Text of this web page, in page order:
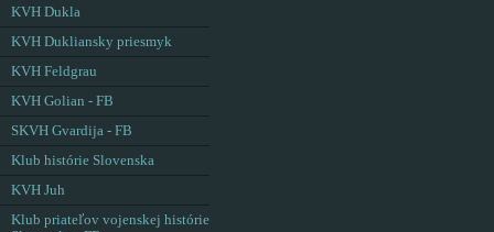
KVH Dukla
KVH Dukliansky priesmyk
KVH Feldgrau
KVH Golian - FB
SKVH Gvardija - FB
Klub histórie Slovenska
KVH Juh
Klub priateľov vojenskej histórie